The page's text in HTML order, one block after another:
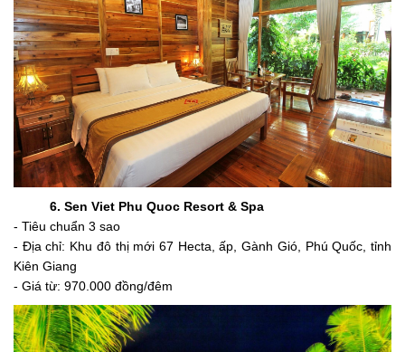
6. Sen Viet Phu Quoc Resort & Spa
- Tiêu chuẩn 3 sao
- Địa chỉ: Khu đô thị mới 67 Hecta, ấp, Gành Gió, Phú Quốc, tỉnh
Kiên Giang
- Giá từ: 970.000 đồng/đêm